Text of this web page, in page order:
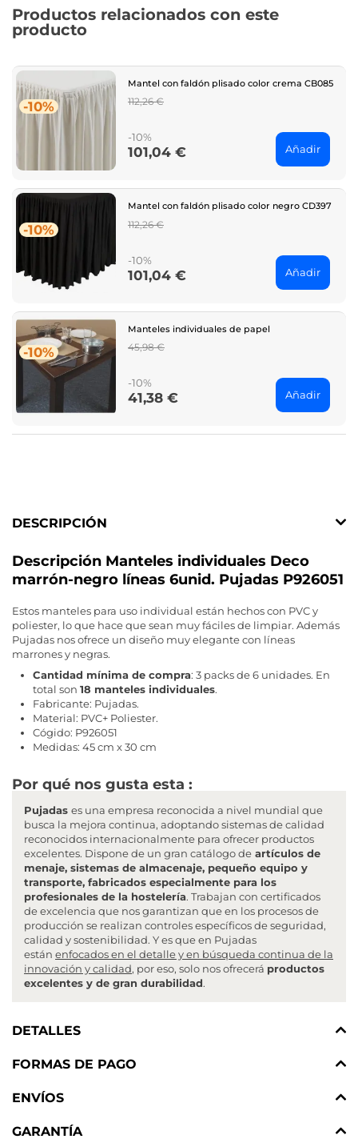
Productos relacionados con este
producto
-10%
Mantel con faldón plisado color crema CB085
Regular
112,26 €
-10%
Price
101,04 € Añadir
-10%
Mantel con faldón plisado color negro CD397
Regular
112,26 €
-10%
Price
101,04 € Añadir
-10%
Manteles individuales de papel
Regular
45,98 €
-10%
Price
41,38 € Añadir
DESCRIPCIÓN
Descripción Manteles individuales Deco
marrón-negro líneas 6unid. Pujadas P926051
Estos manteles para uso individual están hechos con PVC y
poliester, lo que hace que sean muy fáciles de limpiar. Además
Pujadas nos ofrece un diseño muy elegante con líneas
marrones y negras.
Cantidad mínima de compra: 3 packs de 6 unidades. En
total son 18 manteles individuales.
Fabricante: Pujadas.
Material: PVC+ Poliester.
Cógido: P926051
Medidas: 45 cm x 30 cm
Por qué nos gusta esta :
Pujadas es una empresa reconocida a nivel mundial que
busca la mejora continua, adoptando sistemas de calidad
reconocidos internacionalmente para ofrecer productos
excelentes. Dispone de un gran catálogo de artículos de
menaje, sistemas de almacenaje, pequeño equipo y
transporte, fabricados especialmente para los
profesionales de la hostelería. Trabajan con certificados
de excelencia que nos garantizan que en los procesos de
producción se realizan controles específicos de seguridad,
calidad y sostenibilidad. Y es que en Pujadas
están enfocados en el detalle y en búsqueda continua de la
innovación y calidad, por eso, solo nos ofrecerá productos
excelentes y de gran durabilidad.
DETALLES
FORMAS DE PAGO
ENVÍOS
GARANTÍA